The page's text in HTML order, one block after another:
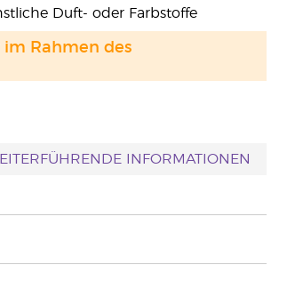
Duft- oder Farbstoffe
im Rahmen des
INFORMATIONEN